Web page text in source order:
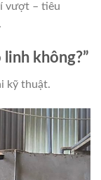
vượt – tiêu
không?”
kỹ thuật.